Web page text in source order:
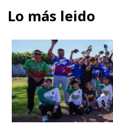
Lo más leido